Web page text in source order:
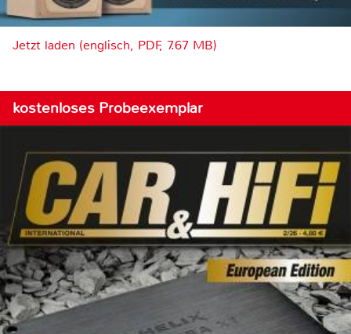
Jetzt laden (englisch, PDF, 7.67 MB)
kostenloses Probeexemplar